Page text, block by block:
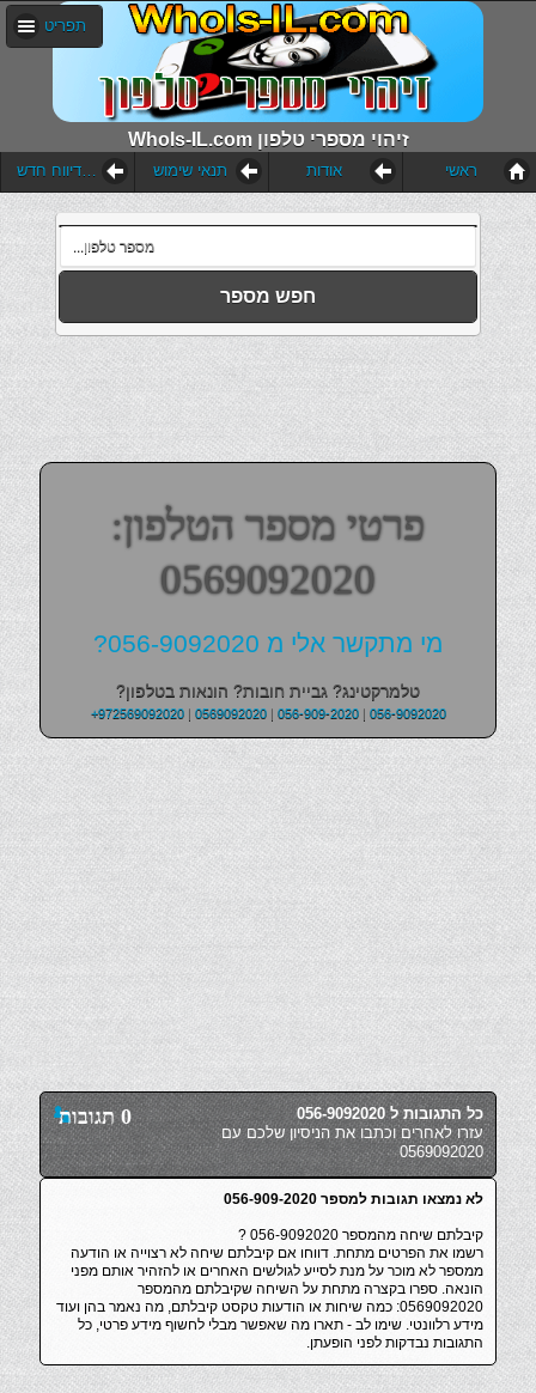
WhoIs-IL.com זיהוי מספרי טלפון
תפריט
הוסף דיווח חדש תנאי שימוש אודות ראשי
חפש מספר
פרטי מספר הטלפון:
0569092020
מי מתקשר אלי מ 056-9092020?
טלמרקטינג? גביית חובות? הונאות בטלפון?
+972569092020| 0569092020| 056-909-2020| 056-9092020
0 תגובות
כל התגובות ל 056-9092020
עזרו לאחרים וכתבו את הניסיון שלכם עם
0569092020
לא נמצאו תגובות למספר 056-909-2020
קיבלתם שיחה מהמספר 056-9092020 ?
רשמו את הפרטים מתחת. דווחו אם קיבלתם שיחה לא רצוייה או הודעה
ממספר לא מוכר על מנת לסייע לגולשים האחרים או להזהיר אותם מפני
הונאה. ספרו בקצרה מתחת על השיחה שקיבלתם מהמספר
0569092020: כמה שיחות או הודעות טקסט קיבלתם, מה נאמר בהן ועוד
מידע רלוונטי. שימו לב - תארו מה שאפשר מבלי לחשוף מידע פרטי, כל
התגובות נבדקות לפני הופעתן.